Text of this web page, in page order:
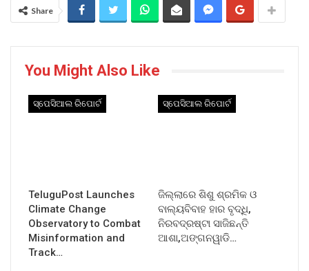
Share
You Might Also Like
ସ୍ପେସିଆଲ ରିପୋର୍ଟ
TeluguPost Launches
Climate Change
Observatory to Combat
Misinformation and
Track…
ସ୍ପେସିଆଲ ରିପୋର୍ଟ
ଜିଲ୍ଲାରେ ଶିଶୁ ଶ୍ରମିକ ଓ
ବାଲ୍ୟବିବାହ ହାର ବୃଦ୍ଧି,
ନିରବଦ୍ରଷ୍ଟା ସାଜିଛନ୍ତି
ଆଶା,ଅଙ୍ଗନୱାଡି…